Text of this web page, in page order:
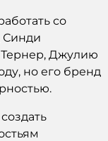
со
Синди
Джулию
но его бренд